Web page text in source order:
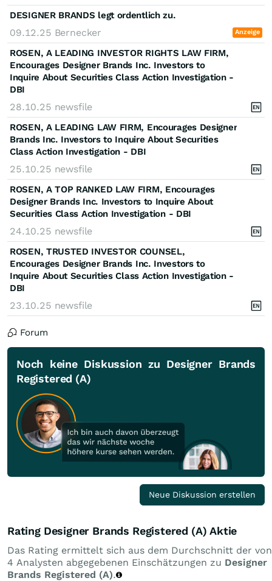
DESIGNER BRANDS legt ordentlich zu.
09.12.25 Bernecker Anzeige
ROSEN, A LEADING INVESTOR RIGHTS LAW FIRM,
Encourages Designer Brands Inc. Investors to
Inquire About Securities Class Action Investigation -
DBI
28.10.25 newsfile
ROSEN, A LEADING LAW FIRM, Encourages Designer
Brands Inc. Investors to Inquire About Securities
Class Action Investigation - DBI
25.10.25 newsfile
ROSEN, A TOP RANKED LAW FIRM, Encourages
Designer Brands Inc. Investors to Inquire About
Securities Class Action Investigation - DBI
24.10.25 newsfile
ROSEN, TRUSTED INVESTOR COUNSEL,
Encourages Designer Brands Inc. Investors to
Inquire About Securities Class Action Investigation -
DBI
23.10.25 newsfile
Forum
Noch keine Diskussion zu Designer Brands
Registered (A)
Neue Diskussion erstellen
Rating Designer Brands Registered (A) Aktie
Das Rating ermittelt sich aus dem Durchschnitt der von
4 Analysten abgegebenen Einschätzungen zu Designer
Brands Registered (A).